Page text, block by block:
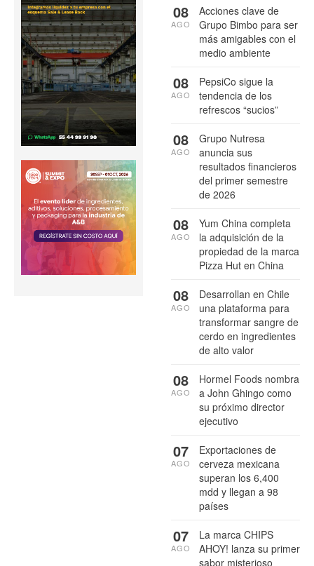
Acciones clave de
Grupo Bimbo para ser
más amigables con el
medio ambiente
08
AGO
PepsiCo sigue la
tendencia de los
refrescos “sucios”
08
AGO
Grupo Nutresa
anuncia sus
resultados financieros
del primer semestre
de 2026
08
AGO
Yum China completa
la adquisición de la
propiedad de la marca
Pizza Hut en China
08
AGO
Desarrollan en Chile
una plataforma para
transformar sangre de
cerdo en ingredientes
de alto valor
08
AGO
Hormel Foods nombra
a John Ghingo como
su próximo director
ejecutivo
08
AGO
Exportaciones de
cerveza mexicana
superan los 6,400
mdd y llegan a 98
países
07
AGO
La marca CHIPS
AHOY! lanza su primer
sabor misterioso
07
AGO